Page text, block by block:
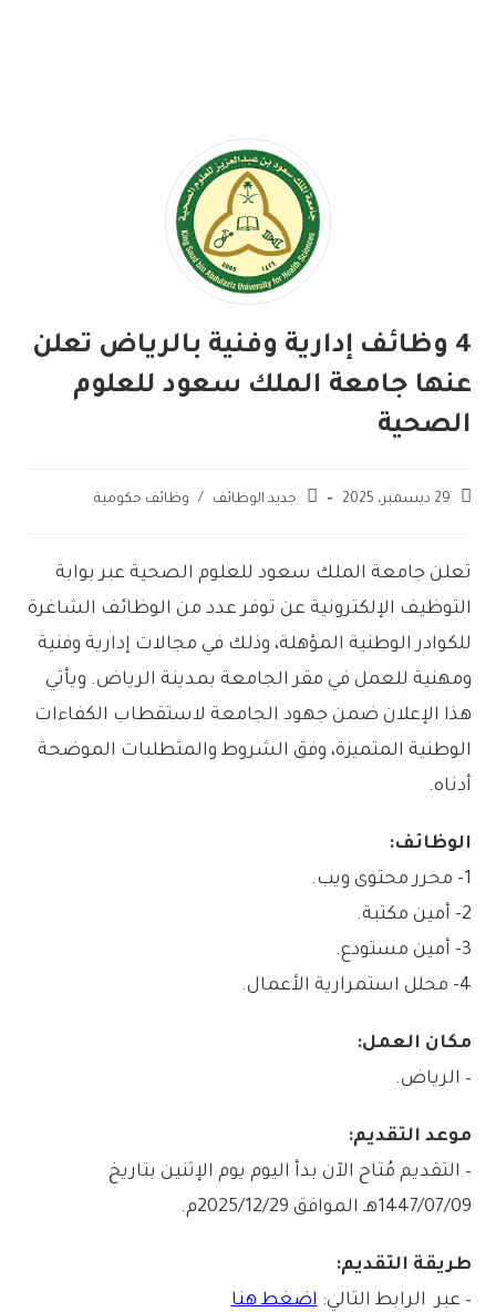
4 وظائف إدارية وفنية بالرياض تعلن
عنها جامعة الملك سعود للعلوم
الصحية
29 ديسمبر، 2025 جديد الوظائف / وظائف حكومية
تعلن جامعة الملك سعود للعلوم الصحية عبر بوابة
التوظيف الإلكترونية عن توفر عدد من الوظائف الشاغرة
للكوادر الوطنية المؤهلة، وذلك في مجالات إدارية وفنية
ومهنية للعمل في مقر الجامعة بمدينة الرياض. ويأتي
هذا الإعلان ضمن جهود الجامعة لاستقطاب الكفاءات
الوطنية المتميزة، وفق الشروط والمتطلبات الموضحة
أدناه.
الوظائف:
1- محرر محتوى ويب.
2- أمين مكتبة.
3- أمين مستودع.
4- محلل استمرارية الأعمال.
مكان العمل:
– الرياض.
موعد التقديم:
– التقديم مُتاح الآن بدأ اليوم يوم الإثنين بتاريخ
1447/07/09هـ الموافق 2025/12/29م.
طريقة التقديم:
– عبر الرابط التالي: اضغط هنا